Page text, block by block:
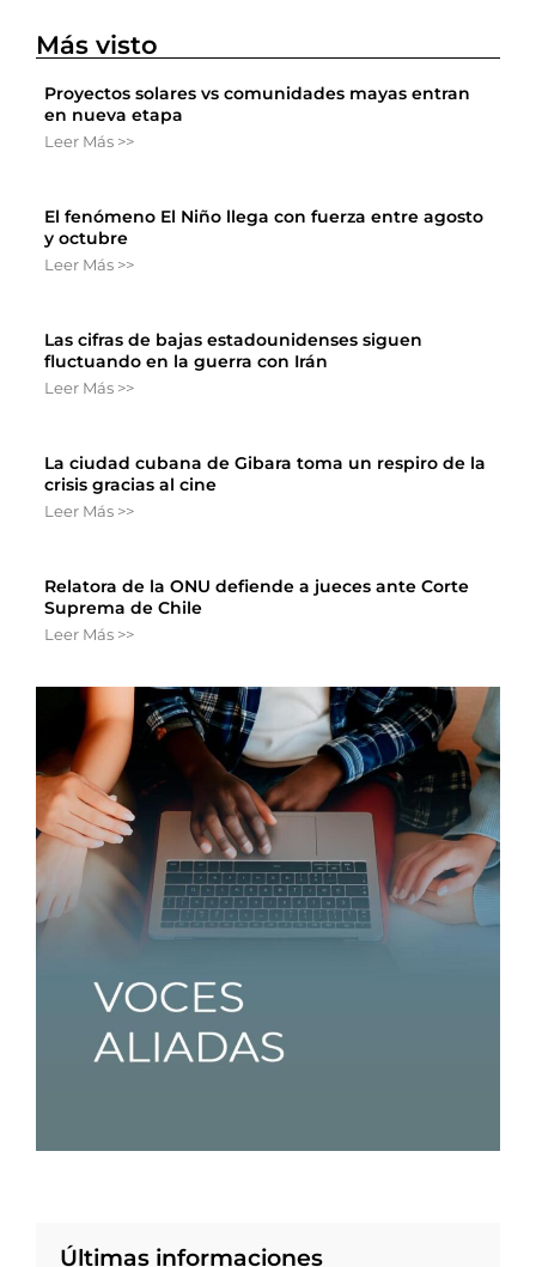
Más visto
Proyectos solares vs comunidades mayas entran
en nueva etapa
Leer Más >>
El fenómeno El Niño llega con fuerza entre agosto
y octubre
Leer Más >>
Las cifras de bajas estadounidenses siguen
fluctuando en la guerra con Irán
Leer Más >>
La ciudad cubana de Gibara toma un respiro de la
crisis gracias al cine
Leer Más >>
Relatora de la ONU defiende a jueces ante Corte
Suprema de Chile
Leer Más >>
Últimas informaciones